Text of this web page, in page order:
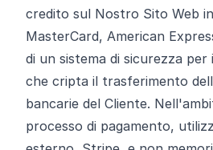
credito sul Nostro Sito Web
MasterCard, American
di un sistema di sicurezza per
che cripta il trasferimento
bancarie del Cliente.
processo di pagamento,